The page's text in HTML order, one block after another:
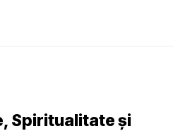
Spiritualitate și